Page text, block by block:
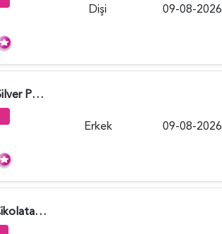
Dişi 09-08-2026
British Shorthair Silver Point Erkek 2 Aylık - 6122
Erkek 09-08-2026
British Longhair Çikolata Nadir Renk Göz Kamaştırıcı - 6117